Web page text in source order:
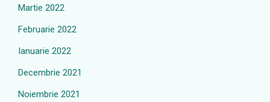
Martie 2022
Februarie 2022
Ianuarie 2022
Decembrie 2021
Noiembrie 2021